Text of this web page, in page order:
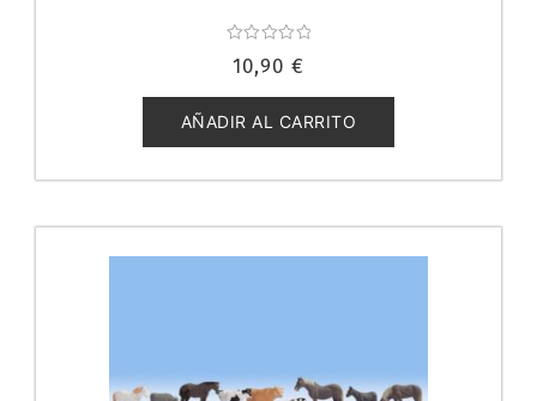
con
de
5
10,90 €
AÑADIR AL CARRITO